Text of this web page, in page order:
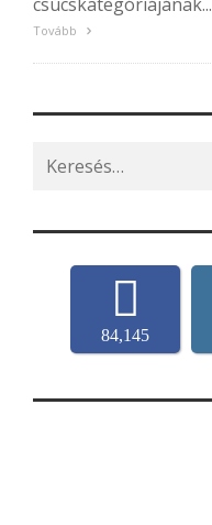
Tovább
Search
for:
84,145